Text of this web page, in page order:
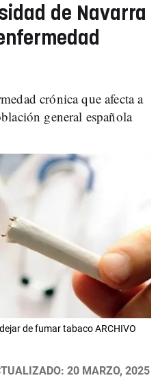
de Navarra
crónica que afecta a
general española
de fumar tabaco ARCHIVO
20 MARZO, 2025